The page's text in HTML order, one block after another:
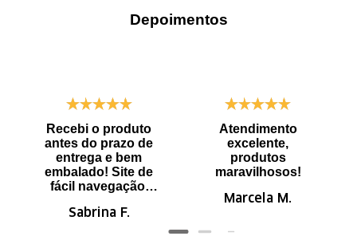
Depoimentos
Recebi o produto
antes do prazo de
entrega e bem
embalado! Site de
fácil navegação.
Sabrina F.
Atendimento
excelente,
produtos
maravilhosos!
Marcela M.